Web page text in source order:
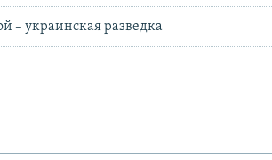
– украинская разведка